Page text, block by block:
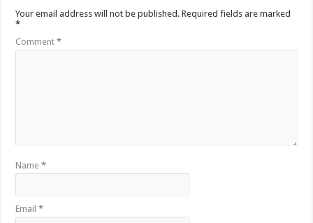
Your email address will not be published. Required fields are marked
*
Comment*
Name*
Email*